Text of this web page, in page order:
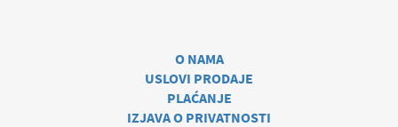
O NAMA
USLOVI PRODAJE
PLAĆANJE
IZJAVA O PRIVATNOSTI